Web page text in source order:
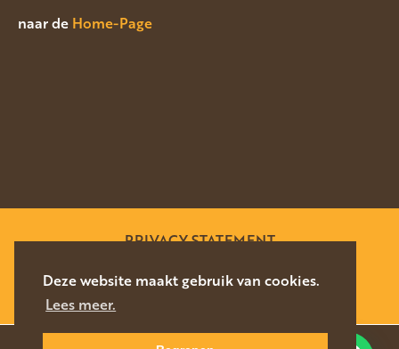
Deze website maakt gebruik van cookies.
Lees meer.
naar de Home-Page
PRIVACY STATEMENT
WEBSITE DOOR